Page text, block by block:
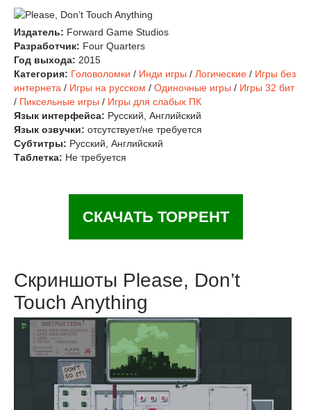
Издатель: Forward Game Studios
Разработчик: Four Quarters
Год выхода: 2015
Категория: Головоломки / Инди игры / Логические / Игры без
интернета / Игры на русском / Одиночные игры / Игры 32 бит
/ Пиксельные игры / Игры для слабых ПК
Язык интерфейса: Русский, Английский
Язык озвучки: отсутствует/не требуется
Субтитры: Русский, Английский
Таблетка: Не требуется
СКАЧАТЬ ТОРРЕНТ
Скриншоты Please, Don’t
Touch Anything